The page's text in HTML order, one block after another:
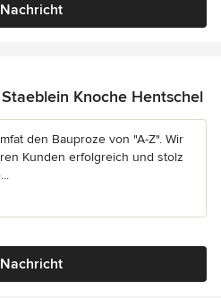
Nachricht
Knoche Hentschel
den Bauproze von "A-Z". Wir
Kunden erfolgreich und stolz
Nachricht